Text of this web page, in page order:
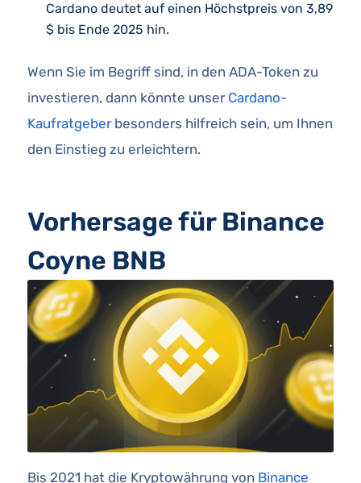
Cardano deutet auf einen Höchstpreis von 3,89
$ bis Ende 2025 hin.
Wenn Sie im Begriff sind, in den ADA-Token zu
investieren, dann könnte unser Cardano-
Kaufratgeberbesonders hilfreich sein, um Ihnen
den Einstieg zu erleichtern.
Vorhersage für Binance
Coyne BNB
Bis 2021 hat die Kryptowährung von Binance